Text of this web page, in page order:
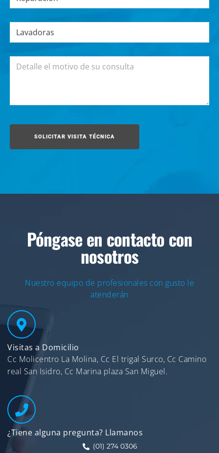
Póngase en contacto con
nosotros
Nuestro equipo de profesionales con gusto le
atenderán
Visitas a Domicilio
Cc Molicentro La Molina, Cc El trigal Surco, Cc Camino
real San Isidro, Cc Marina plaza San Miguel.
¿Tiene alguna pregunta? Llamanos
(01) 274 0306